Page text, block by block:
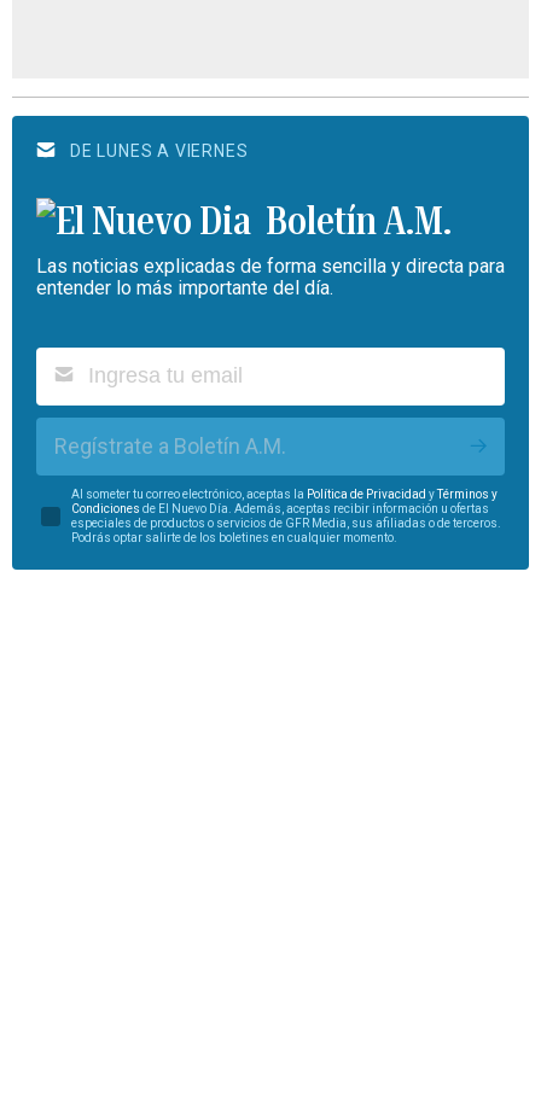
DE LUNES A VIERNES
Boletín A.M.
Las noticias explicadas de forma sencilla y directa para
entender lo más importante del día.
Regístrate a Boletín A.M.
Al someter tu correo electrónico, aceptas la Política de Privacidad yTérminos y
Condiciones de El Nuevo Día. Además, aceptas recibir información u ofertas
especiales de productos o servicios de GFR Media, sus afiliadas o de terceros.
Podrás optar salirte de los boletines en cualquier momento.